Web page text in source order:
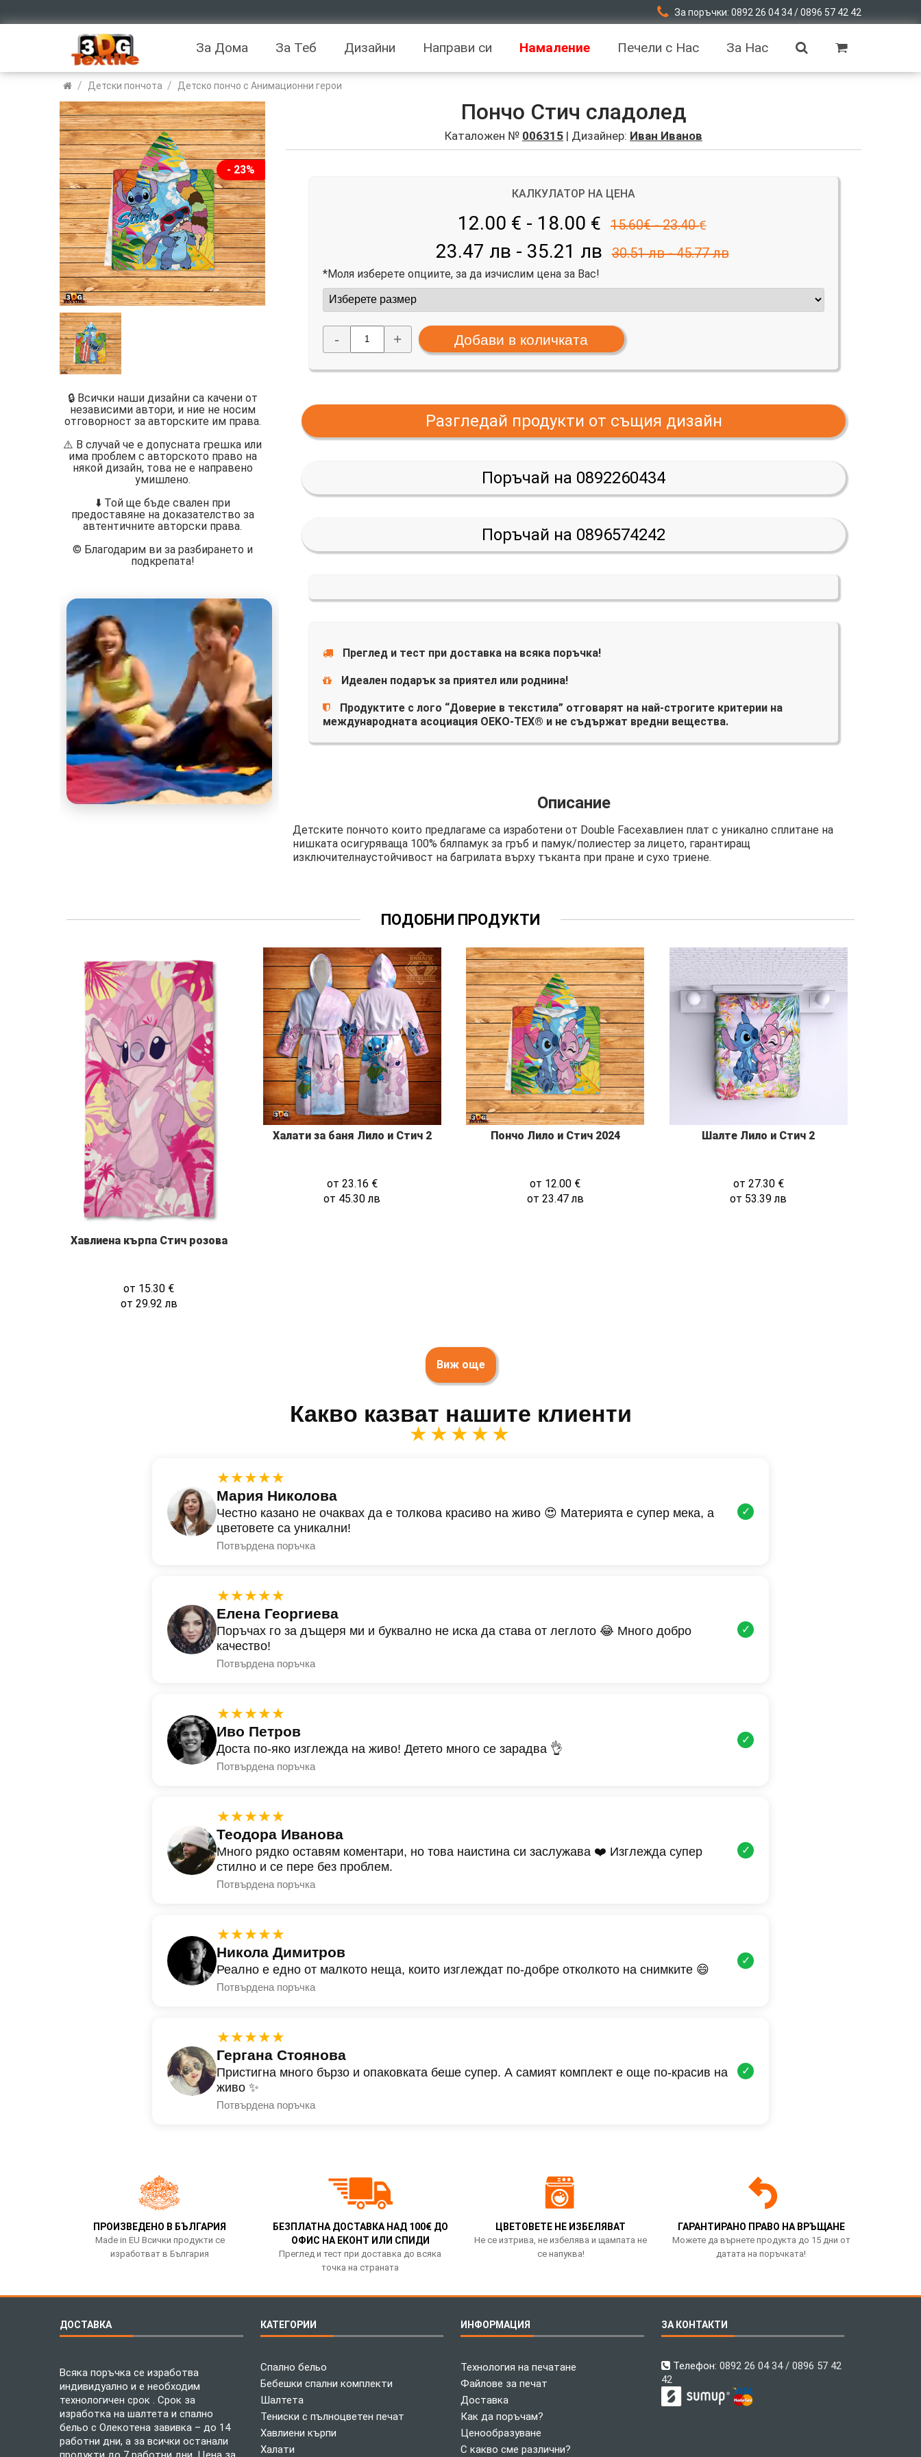
За поръчки: 0892 26 04 34 / 0896 57 42 42
За Дома За Теб Дизайни Направи си Намаление Печели с Нас За Нас
/ Детски пончота / Детско пончо с Анимационни герои
- 23%
🔒 Всички наши дизайни са качени от
независими автори, и ние не носим
отговорност за авторските им права.
⚠️ В случай че е допусната грешка или
има проблем с авторското право на
някой дизайн, това не е направено
умишлено.
⬇️ Той ще бъде свален при
предоставяне на доказателство за
автентичните авторски права.
©️ Благодарим ви за разбирането и
подкрепата!
Пончо Стич сладолед
Каталожен № 006315 | Дизайнер: Иван Иванов
КАЛКУЛАТОР НА ЦЕНА
12.00 € - 18.00 € 15.60€ - 23.40 €
23.47 лв - 35.21 лв 30.51 лв - 45.77 лв
*Моля изберете опциите, за да изчислим цена за Вас!
- +
Разгледай продукти от същия дизайн
Поръчай на 0892260434
Поръчай на 0896574242
Преглед и тест при доставка на всяка поръчка!
Идеален подарък за приятел или роднина!
Продуктите с лого “Доверие в текстила” отговарят на най-строгите критерии на
международната асоциация OEKO-TEX® и не съдържат вредни вещества.
Описание
Детските пончото които предлагаме са изработени от Double Faceхавлиен плат с уникално сплитане на
нишката осигуряваща 100% бялпамук за гръб и памук/полиестер за лицето, гарантиращ
изключителнаустойчивост на багрилата върху тъканта при пране и сухо триене.
ПОДОБНИ ПРОДУКТИ
Хавлиена кърпа Стич розова
от 15.30 €
от 29.92лв
Халати за баня Лило и Стич 2
от 23.16 €
от 45.30лв
Пончо Лило и Стич 2024
от 12.00 €
от 23.47лв
Шалте Лило и Стич 2
от 27.30 €
от 53.39лв
Виж още
Какво казват нашите клиенти
★★★★★
★★★★★
Мария Николова
Честно казано не очаквах да е толкова красиво на живо 😍 Материята е супер мека, а
цветовете са уникални!
Потвърдена поръчка
✓
★★★★★
Елена Георгиева
Поръчах го за дъщеря ми и буквално не иска да става от леглото 😂 Много добро
качество!
Потвърдена поръчка
✓
★★★★★
Иво Петров
Доста по-яко изглежда на живо! Детето много се зарадва 👌
Потвърдена поръчка
✓
★★★★★
Теодора Иванова
Много рядко оставям коментари, но това наистина си заслужава ❤️ Изглежда супер
стилно и се пере без проблем.
Потвърдена поръчка
✓
★★★★★
Никола Димитров
Реално е едно от малкото неща, които изглеждат по-добре отколкото на снимките 😄
Потвърдена поръчка
✓
★★★★★
Гергана Стоянова
Пристигна много бързо и опаковката беше супер. А самият комплект е още по-красив на
живо ✨
Потвърдена поръчка
✓
ПРОИЗВЕДЕНО В БЪЛГАРИЯ
Made in EU Всички продукти се
изработват в България
БЕЗПЛАТНА ДОСТАВКА НАД 100€ ДО
ОФИС НА ЕКОНТ ИЛИ СПИДИ
Преглед и тест при доставка до всяка
точка на страната
ЦВЕТОВЕТЕ НЕ ИЗБЕЛЯВАТ
Не се изтрива, не избелява и щампата не
се напуква!
ГАРАНТИРАНО ПРАВО НА ВРЪЩАНЕ
Можете да върнете продукта до 15 дни от
датата на поръчката!
ДОСТАВКА
Всяка поръчка се изработва
индивидуално и е необходим
технологичен срок . Срок за
изработка на шалтета и спално
бельо с Олекотена завивка – до 14
работни дни, а за всички останали
КАТЕГОРИИ
Спално бельо
Бебешки спални комплекти
Шалтета
Тениски с пълноцветен печат
Хавлиени кърпи
Халати
ИНФОРМАЦИЯ
Технология на печатане
Файлове за печат
Доставка
Как да поръчам?
Ценообразуване
С какво сме различни?
ЗА КОНТАКТИ
Телефон: 0892 26 04 34 / 0896 57 42
42